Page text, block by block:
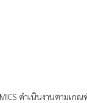
ดําเนินงานตามเ